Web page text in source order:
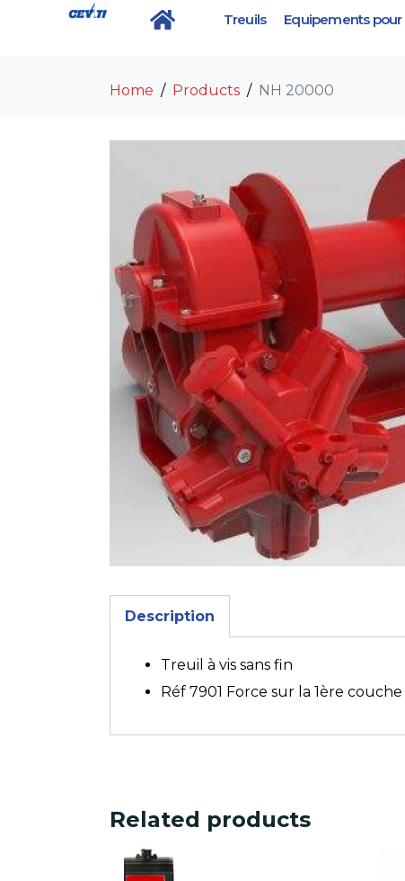
Treuils Equipements
NH 20000
Home Products NH 20000
Description
Treuil à vis sans fin
Réf 7901 Force sur la 1ère
Related products